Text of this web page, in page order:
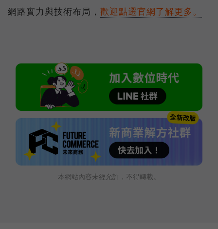
網路實力與技術布局， 歡迎點選官網了解更多。
本網站內容未經允許，不得轉載。